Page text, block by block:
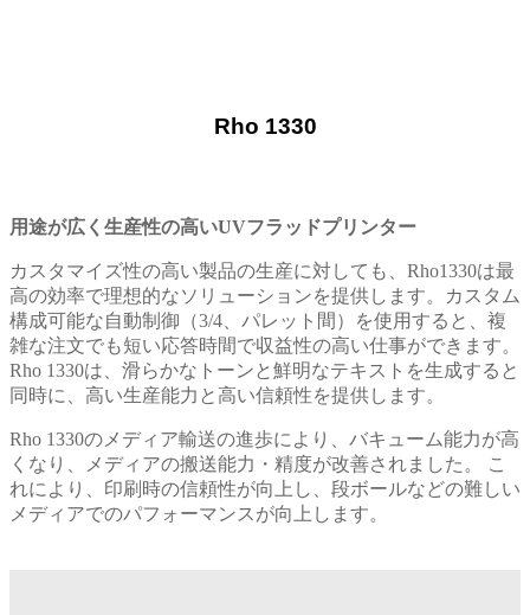
Rho 1330
用途が広く生産性の高いUVフラッドプリンター
カスタマイズ性の高い製品の生産に対しても、Rho1330は最
高の効率で理想的なソリューションを提供します。カスタム
構成可能な自動制御（3/4、パレット間）を使用すると、複
雑な注文でも短い応答時間で収益性の高い仕事ができます。
Rho 1330は、滑らかなトーンと鮮明なテキストを生成すると
同時に、高い生産能力と高い信頼性を提供します。
Rho 1330のメディア輸送の進歩により、バキューム能力が高
くなり、メディアの搬送能力・精度が改善されました。 こ
れにより、印刷時の信頼性が向上し、段ボールなどの難しい
メディアでのパフォーマンスが向上します。